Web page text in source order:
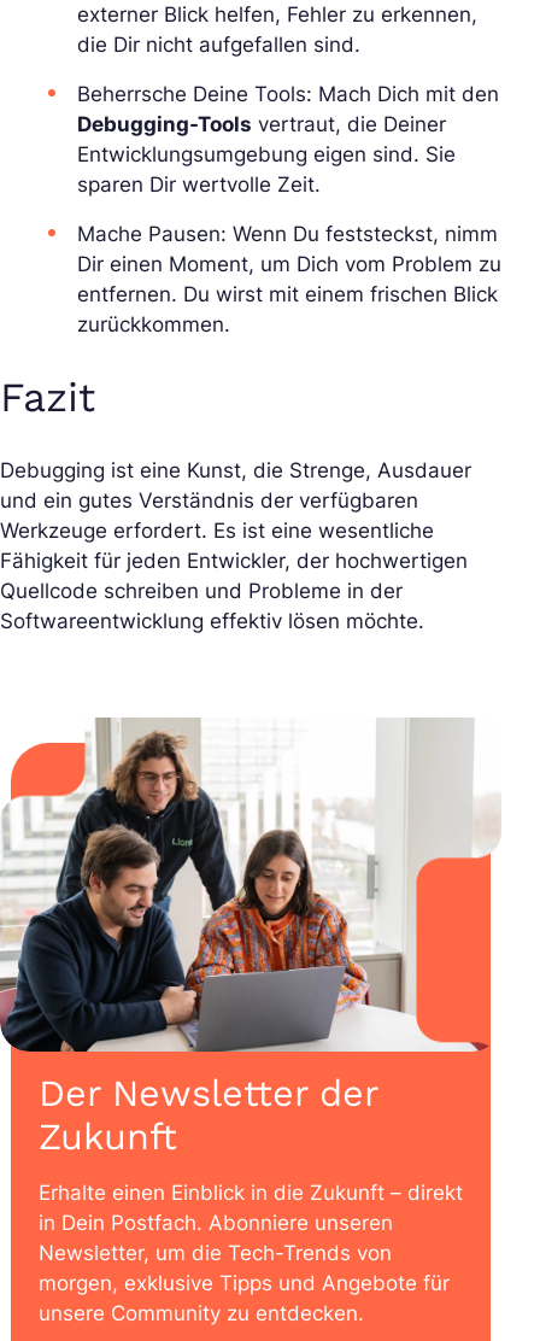
externer Blick helfen, Fehler zu erkennen,
die Dir nicht aufgefallen sind.
Beherrsche Deine Tools: Mach Dich mit den
Debugging-Tools vertraut, die Deiner
Entwicklungsumgebung eigen sind. Sie
sparen Dir wertvolle Zeit.
Mache Pausen: Wenn Du feststeckst, nimm
Dir einen Moment, um Dich vom Problem zu
entfernen. Du wirst mit einem frischen Blick
zurückkommen.
Fazit
Debugging ist eine Kunst, die Strenge, Ausdauer
und ein gutes Verständnis der verfügbaren
Werkzeuge erfordert. Es ist eine wesentliche
Fähigkeit für jeden Entwickler, der hochwertigen
Quellcode schreiben und Probleme in der
Softwareentwicklung effektiv lösen möchte.
Der Newsletter der
Zukunft
Erhalte einen Einblick in die Zukunft – direkt
in Dein Postfach. Abonniere unseren
Newsletter, um die Tech-Trends von
morgen, exklusive Tipps und Angebote für
unsere Community zu entdecken.